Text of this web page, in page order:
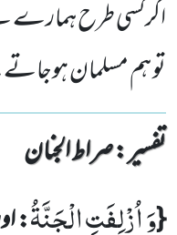
اگرکسی طرح ہمارے
تو ہم مسلمان
تفسیر : ‎صراط الجنان
{وَ اُزْلِفَتِ الْجَنَّةُ: